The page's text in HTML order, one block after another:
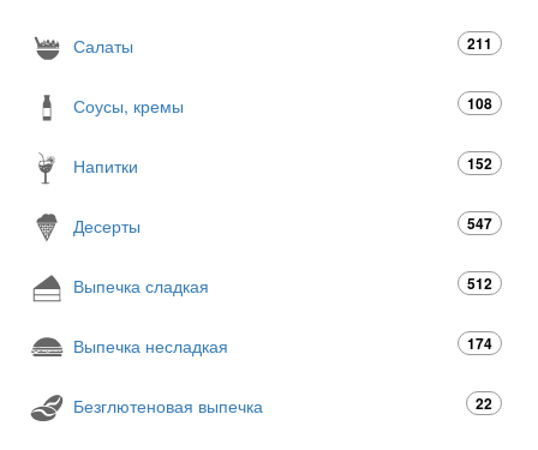
Салаты 211
Соусы, кремы 108
Напитки 152
Десерты 547
Выпечка сладкая 512
Выпечка несладкая 174
Безглютеновая выпечка 22